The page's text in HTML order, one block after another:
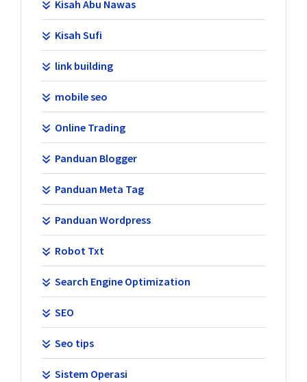
Kisah Abu Nawas
Kisah Sufi
link building
mobile seo
Online Trading
Panduan Blogger
Panduan Meta Tag
Panduan Wordpress
Robot Txt
Search Engine Optimization
SEO
Seo tips
Sistem Operasi